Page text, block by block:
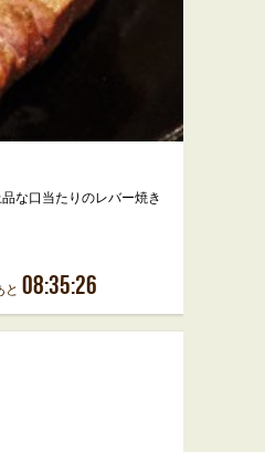
な口当たりのレバー焼き
と 08:35:26